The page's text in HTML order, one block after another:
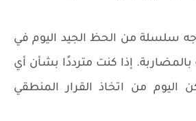
سلسلة من الحظ الجيد اليوم في
إذا كنت مترددًا بشأن أي
اليوم من اتخاذ القرار المنطقي